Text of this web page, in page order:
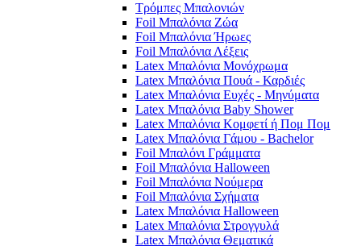
Τρόμπες Μπαλονιών
Foil Μπαλόνια Ζώα
Foil Μπαλόνια Ήρωες
Foil Μπαλόνια Λέξεις
Latex Μπαλόνια Μονόχρωμα
Latex Μπαλόνια Πουά - Καρδιές
Latex Μπαλόνια Ευχές - Μηνύματα
Latex Μπαλόνια Baby Shower
Latex Μπαλόνια Κομφετί ή Πομ Πομ
Latex Μπαλόνια Γάμου - Bachelor
Foil Μπαλόνι Γράμματα
Foil Μπαλόνια Halloween
Foil Μπαλόνια Νούμερα
Foil Μπαλόνια Σχήματα
Latex Μπαλόνια Halloween
Latex Μπαλόνια Στρογγυλά
Latex Μπαλόνια Θεματικά